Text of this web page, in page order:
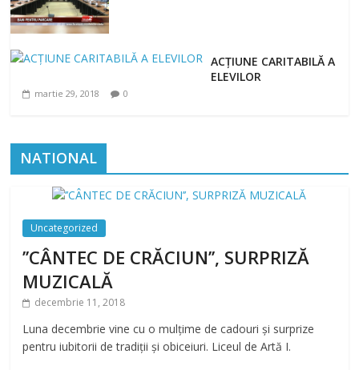
ACȚIUNE CARITABILĂ A
ELEVILOR
martie 29, 2018 0
NATIONAL
Uncategorized
’’CÂNTEC DE CRĂCIUN’’, SURPRIZĂ
MUZICALĂ
decembrie 11, 2018
Luna decembrie vine cu o mulțime de cadouri și surprize
pentru iubitorii de tradiții și obiceiuri. Liceul de Artă I.